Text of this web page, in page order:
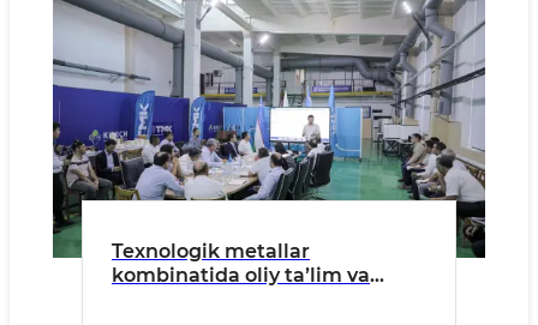
Texnologik metallar
kombinatida oliy taʼlim va